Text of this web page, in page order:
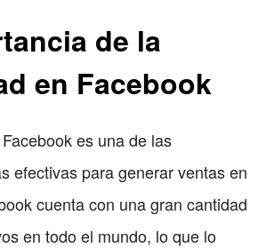
de la
en Facebook
es una de las
efectivas para generar ventas en
cuenta con una gran cantidad
en todo el mundo, lo que lo